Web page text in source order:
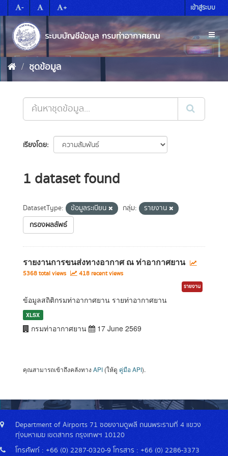
to
content
- + เข้าสู่ระบบ
ชุดข้อมูล
เรียงโดย
1 dataset found
DatasetType: ข้อมูลระเบียน กลุ่ม:
รายงาน
กรองผลลัพธ์
รายงานการขนส่งทางอากาศ ณ ท่าอากาศยาน
5368 total views 418 recent views
รายงาน
ข้อมูลสถิติกรมท่าอากาศยาน รายท่าอากาศยาน
XLSX
กรมท่าอากาศยาน 17 June 2569
คุณสามารถเข้าถึงคลังทาง API (ให้ดู คู่มือ API).
Department of Airports 71 ซอยงามดูพลี ถนนพระรามที่ 4 แขวง
ทุ่งมหาเมฆ เขตสาทร กรุงเทพฯ 10120
โทรศัพท์ : +66 (0) 2287-0320-9 โทรสาร : +66 (0) 2286-3373